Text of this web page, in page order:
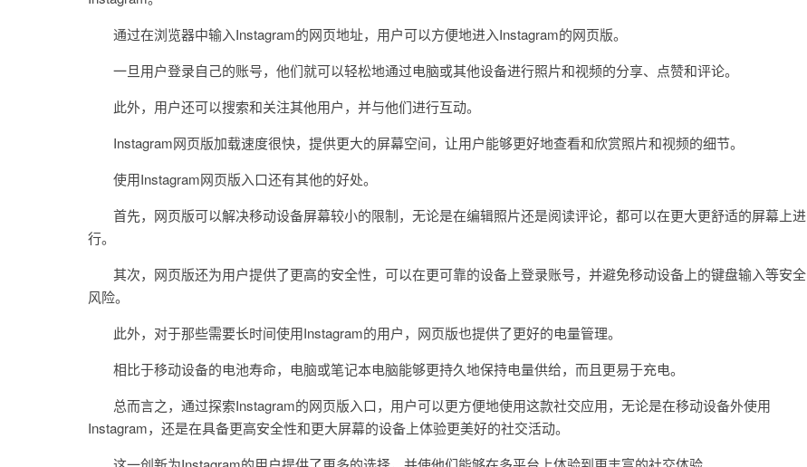
通过在浏览器中输入Instagram的网页地址，用户可以方便地进入Instagram的网页版。
一旦用户登录自己的账号，他们就可以轻松地通过电脑或其他设备进行照片和视频的分享、点赞和评论。
此外，用户还可以搜索和关注其他用户，并与他们进行互动。
Instagram网页版加载速度很快，提供更大的屏幕空间，让用户能够更好地查看和欣赏照片和视频的细节。
使用Instagram网页版入口还有其他的好处。
首先，网页版可以解决移动设备屏幕较小的限制，无论是在编辑照片还是阅读评论，都可以在更大更舒适的屏幕上进
行。
其次，网页版还为用户提供了更高的安全性，可以在更可靠的设备上登录账号，并避免移动设备上的键盘输入等安全
风险。
此外，对于那些需要长时间使用Instagram的用户，网页版也提供了更好的电量管理。
相比于移动设备的电池寿命，电脑或笔记本电脑能够更持久地保持电量供给，而且更易于充电。
总而言之，通过探索Instagram的网页版入口，用户可以更方便地使用这款社交应用，无论是在移动设备外使用
Instagram，还是在具备更高安全性和更大屏幕的设备上体验更美好的社交活动。